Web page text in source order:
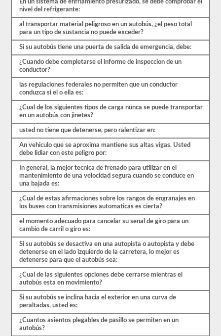
menos
un
80%
(16
de
20)
para
aprobar
examen.
su
mayor
parte,
un
CMV
pasajeros
considera
vehículo
Clase
o
Clase
sin
embargo,
vehículos
de
Clase
existen
ciudades
más
grandes.
Un
En un sistema de enfriamiento presurizado, se debe comprobar el
nivel del refrigerante:
al transportar material peligroso en un autobús, ¿el peso total
para un tipo de sustancia no puede exceder?
Si su autobús tiene una puerta de salida de emergencia, debe:
¿Cuando debe completarse el informe de inspeccion de un
conductor?
las regulaciones federales no permiten que un conductor
conduzca si el o ella es:
¿Cual de los siguientes tipos de carga nunca se puede transportar
en un autobús con jinetes?
usted no tiene que detenerse, pero ralentizar en:
An vehiculo que se aproxima mantiene sus altas vigas. Usted
debe lidiar con este peligro por:
In general, la mejor tecnica de frenado para utilizar en el
mantenimiento de una velocidad segura cuando se conduce en
una bajada es:
¿Cual de estas afirmaciones sobre los rangos de engranajes en
los buses con transmisiones automaticas es cierta?
el momento adecuado para cancelar su senal de giro para un
cambio de carril o giro es:
Si su autobús se desactiva en una autopista o autopista y debe
detenerse en el lado izquierdo de la carretera, lo mejor es
detenerse para que el autobús sea:
¿Cual de las siguientes opciones debe cerrarse mientras el
autobús esta en movimiento?
Si su autobús se inclina hacia el exterior en una curva de
peraltadas, usted es:
¿Cuantos asientos plegables de pasillo se permiten en un
autobús?